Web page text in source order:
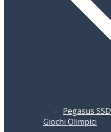
Pegasus SSD
Giochi Olimpici